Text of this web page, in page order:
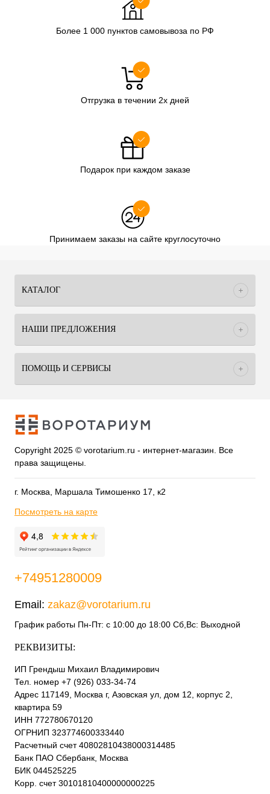
Более 1 000 пунктов самовывоза по РФ
Отгрузка в течении 2х дней
Подарок при каждом заказе
Принимаем заказы на сайте круглосуточно
КАТАЛОГ
НАШИ ПРЕДЛОЖЕНИЯ
ПОМОЩЬ И СЕРВИСЫ
Copyright 2025 © vorotarium.ru - интернет-магазин. Все
права защищены.
г. Москва, Маршала Тимошенко 17, к2
Посмотреть на карте
+74951280009
Email: zakaz@vorotarium.ru
График работы Пн-Пт: с 10:00 до 18:00 Сб,Вс: Выходной
РЕКВИЗИТЫ:
ИП Грендыш Михаил Владимирович
Тел. номер +7 (926) 033-34-74
Адрес 117149, Москва г, Азовская ул, дом 12, корпус 2,
квартира 59
ИНН 772780670120
ОГРНИП 323774600333440
Расчетный счет 40802810438000314485
Банк ПАО Сбербанк, Москва
БИК 044525225
Kорр. счет 30101810400000000225